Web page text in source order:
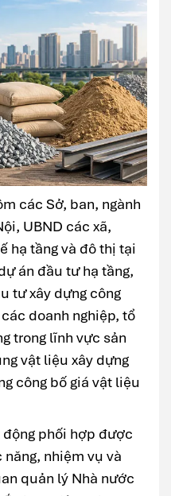
các Sở, ban, ngành
UBND các xã,
hạ tầng và đô thị tại
án đầu tư hạ tầng,
tư xây dựng công
doanh nghiệp, tổ
trong lĩnh vực sản
vật liệu xây dựng
công bố giá vật liệu
phối hợp được
nhiệm vụ và
quản lý Nhà nước